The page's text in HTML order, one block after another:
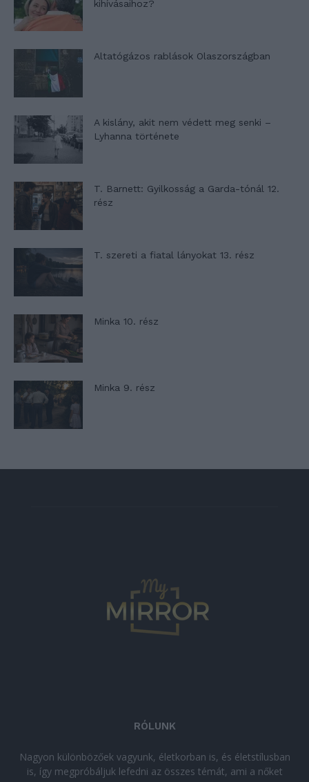
kihívásaihoz?
Altatógázos rablások Olaszországban
A kislány, akit nem védett meg senki –
Lyhanna története
T. Barnett: Gyilkosság a Garda-tónál 12.
rész
T. szereti a fiatal lányokat 13. rész
Minka 10. rész
Minka 9. rész
RÓLUNK
Nagyon különbözőek vagyunk, életkorban is, és életstílusban
is, így megpróbáljuk lefedni az összes témát, ami a nőket